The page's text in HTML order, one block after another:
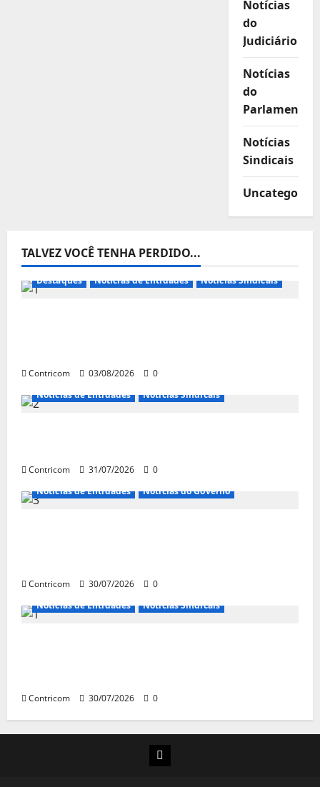
Notícias
do
Judiciário
Notícias
do
Parlamento
Notícias
Sindicais
TALVEZ VOCÊ TENHA PERDIDO...
Destaques Notícias de Entidades Notícias Sindicais
Contricom 03/08/2026
0
Notícias de Entidades
Notícias Sindicais
Contricom 31/07/2026
0
Notícias de Entidades
Notícias do Governo
Contricom 30/07/2026
0
Notícias de Entidades
Notícias Sindicais
Contricom 30/07/2026 0
Instagram